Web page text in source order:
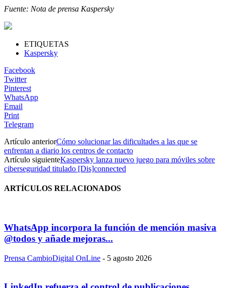
Fuente: Nota de prensa Kaspersky
ETIQUETAS
Kaspersky
Facebook
Twitter
Pinterest
WhatsApp
Email
Print
Telegram
Artículo anteriorCómo solucionar las dificultades a las que se
enfrentan a diario los centros de contacto
Artículo siguienteKaspersky lanza nuevo juego para móviles sobre
ciberseguridad titulado [Dis]connected
ARTÍCULOS RELACIONADOS
WhatsApp incorpora la función de mención masiva
@todos y añade mejoras...
Prensa CambioDigital OnLine - 5 agosto 2026